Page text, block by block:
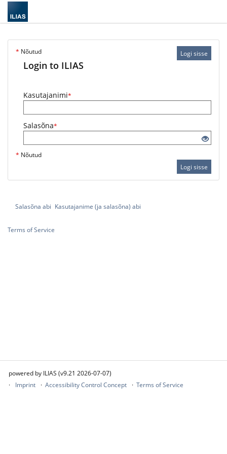
Logi sisse
* Nõutud
Login to ILIAS
Kasutajanimi*
Salasõna*
* Nõutud
Logi sisse
Salasõna abi Kasutajanime (ja salasõna) abi
Terms of Service
powered by ILIAS (v9.21 2026-07-07)
Imprint
Accessibility Control Concept Terms of Service